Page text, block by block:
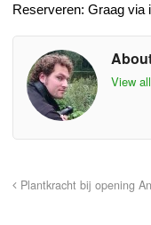
Reserveren: Graag via
View
Plantkracht bij opening